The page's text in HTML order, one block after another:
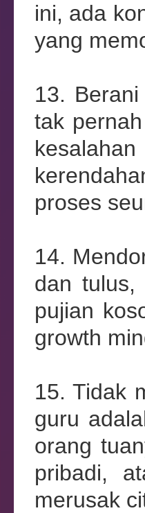
ini, ada
yang
13.
tak
proses
14.
dan tulus,
pujian
growth
15. Tidak
guru
orang
pribadi,
merusak